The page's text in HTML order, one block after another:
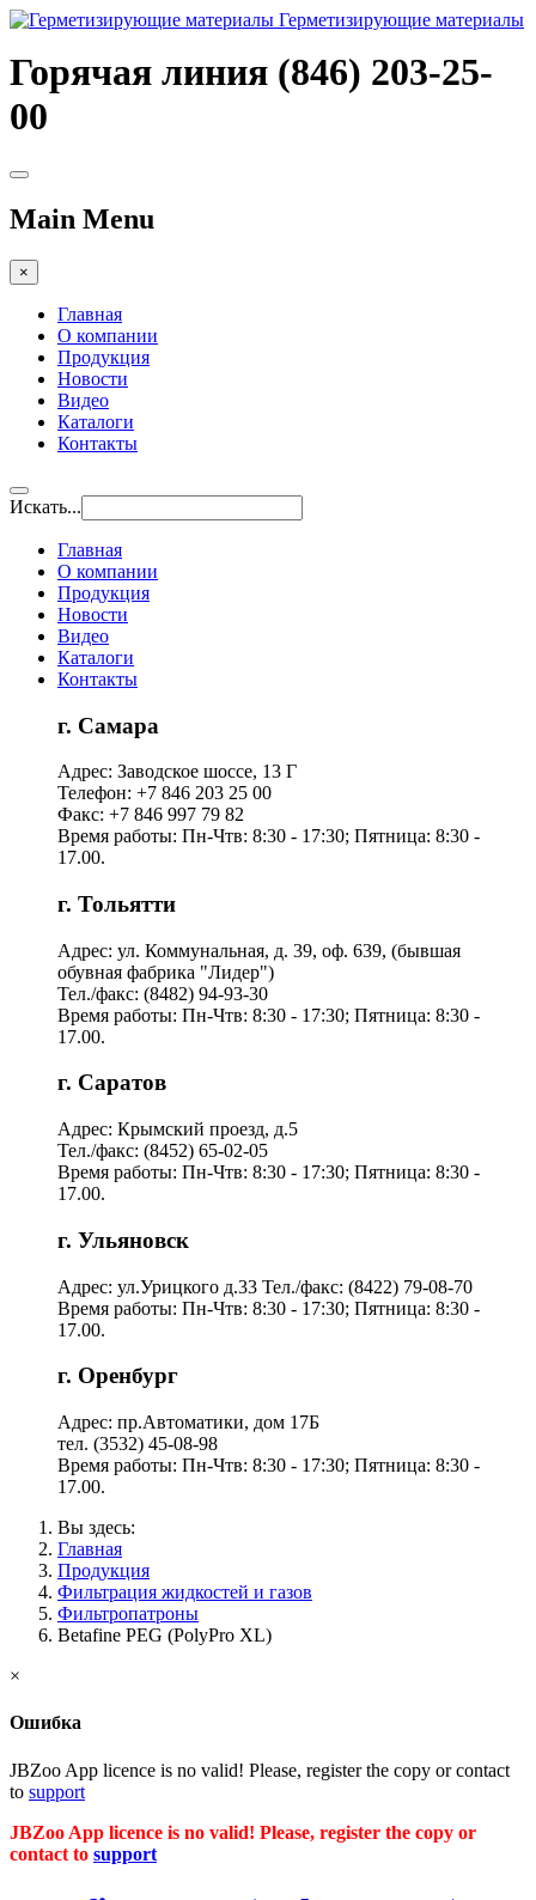
Герметизирующие материалы
Горячая линия (846) 203-25-
00
Main Menu
×
Главная
О компании
Продукция
Новости
Видео
Каталоги
Контакты
Искать...
Главная
О компании
Продукция
Новости
Видео
Каталоги
Контакты
г. Самара
Адрес: Заводское шоссе, 13 Г
Телефон: +7 846 203 25 00
Факс: +7 846 997 79 82
Время работы: Пн-Чтв: 8:30 - 17:30; Пятница: 8:30 -
17.00.
г. Тольятти
Адрес: ул. Коммунальная, д. 39, оф. 639, (бывшая
обувная фабрика "Лидер")
Тел./факс: (8482) 94-93-30
Время работы: Пн-Чтв: 8:30 - 17:30; Пятница: 8:30 -
17.00.
г. Саратов
Адрес: Крымский проезд, д.5
Тел./факс: (8452) 65-02-05
Время работы: Пн-Чтв: 8:30 - 17:30; Пятница: 8:30 -
17.00.
г. Ульяновск
Адрес: ул.Урицкого д.33 Тел./факс: (8422) 79-08-70
Время работы: Пн-Чтв: 8:30 - 17:30; Пятница: 8:30 -
17.00.
г. Оренбург
Адрес: пр.Автоматики, дом 17Б
тел. (3532) 45-08-98
Время работы: Пн-Чтв: 8:30 - 17:30; Пятница: 8:30 -
17.00.
Вы здесь:
Главная
Продукция
Фильтрация жидкостей и газов
Фильтропатроны
Betafine PEG (PolyPro XL)
×
Ошибка
JBZoo App licence is no valid! Please, register the copy or contact
to support
JBZoo App licence is no valid! Please, register the copy or
contact to support